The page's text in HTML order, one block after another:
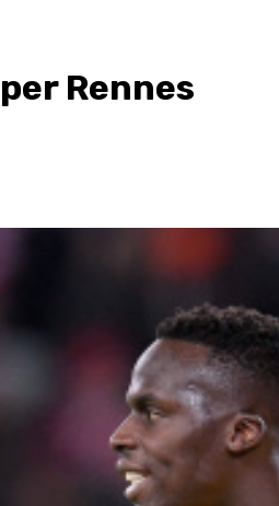
Rennes